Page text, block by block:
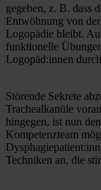
gegeben, z. B. dass
Entwöhnung von
Logopädie bleibt.
funktionelle
Logopäd:innen
Störende Sekrete
Trachealkanüle
hingegen, ist nun
Kompetenzteam
Techniken an, die